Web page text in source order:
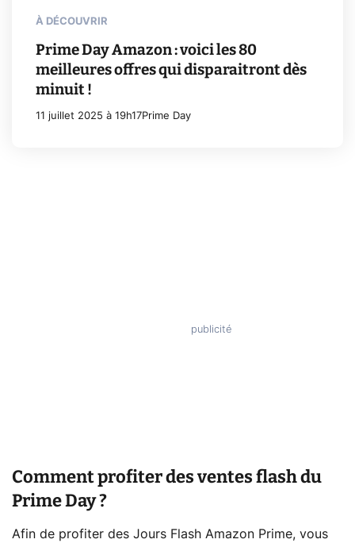
À DÉCOUVRIR
Prime Day Amazon : voici les 80
meilleures offres qui disparaitront dès
minuit !
11 juillet 2025 à 19h17Prime Day
Comment profiter des ventes flash du
Prime Day ?
Afin de profiter des Jours Flash Amazon Prime, vous